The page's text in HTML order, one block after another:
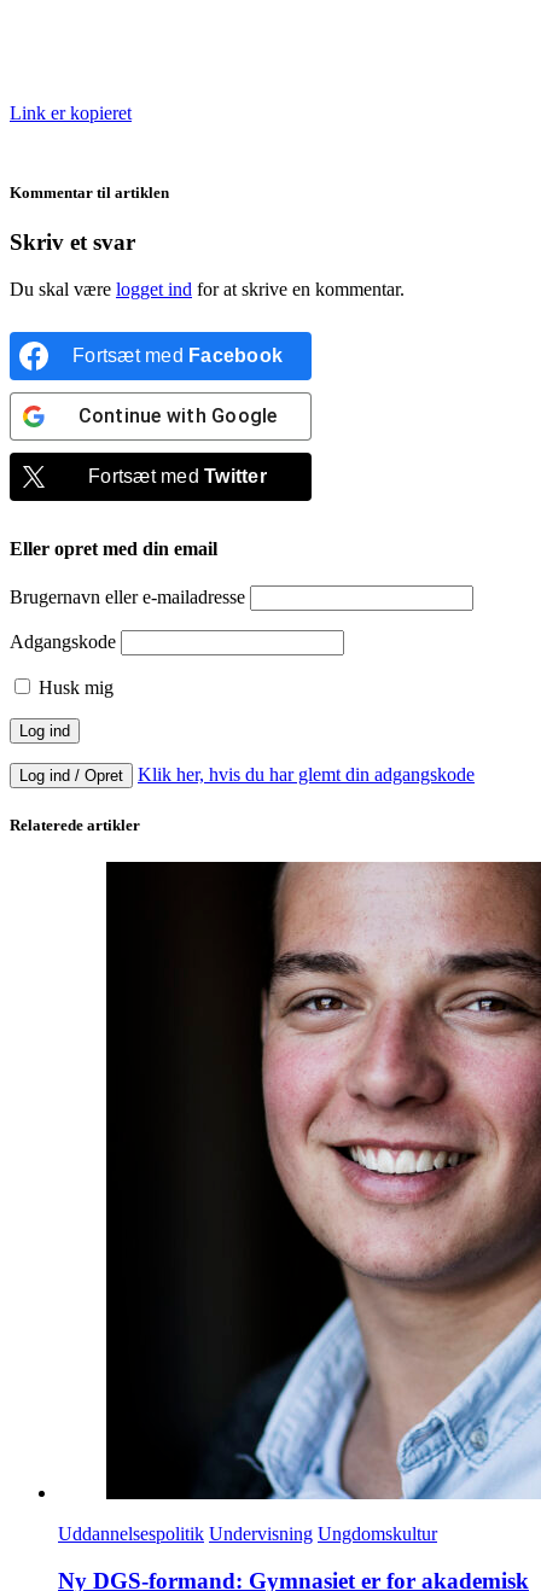
Link er kopieret
Kommentar til artiklen
Skriv et svar
Du skal være logget ind for at skrive en kommentar.
Fortsæt med Facebook
Continue with Google
Fortsæt medTwitter
Eller opret med din email
Brugernavn eller e-mailadresse
Adgangskode
Husk mig
Log ind / Opret Klik her, hvis du har glemt din adgangskode
Relaterede artikler
Uddannelsespolitik Undervisning Ungdomskultur
Ny DGS-formand: Gymnasiet er for akademisk